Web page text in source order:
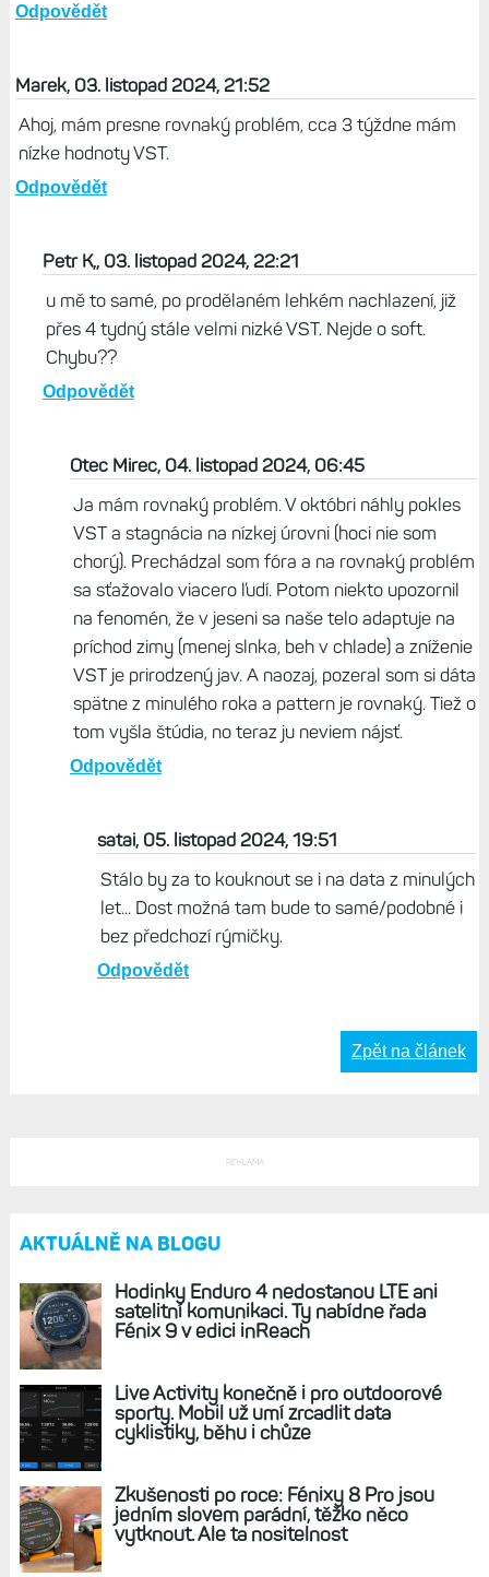
Pavel, 03. listopad 2024, 22:42
neco leze, mi klesla VST na nizkou. Trvalo to asi 10 dni.
nastup lehke chripky a v noci okamzite
pokles...Predpokldam dnes v noci staly pokles i kdyz dnes
17 km beh za stejne rychlosti a stejne tepovky. Jen citim
zvedla ze 40 na 45.
Marek, 03. listopad 2024, 21:52
Ahoj, mám presne rovnaký problém, cca 3 týždne mám
Odpovědět
Petr K,, 03. listopad 2024, 22:21
u mě to samé, po prodělaném lehkém nachlazení, již
přes 4 tydný stále velmi nizké VST. Nejde o soft.
Chybu??
Odpovědět
Otec Mirec, 04. listopad 2024, 06:45
Ja mám rovnaký problém. V októbri náhly pokles
chorý). Prechádzal som fóra a na rovnaký problém
na fenomén, že v jeseni sa naše telo adaptuje na
príchod zimy (menej slnka, beh v chlade) a zníženie
VST je prirodzený jav. A naozaj, pozeral som si dáta
spätne z minulého roka a pattern je rovnaký. Tiež o
Odpovědět
Zpět na článek